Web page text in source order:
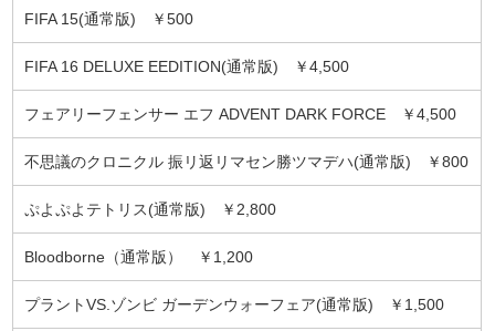
FIFA 15(通常版) ￥500
FIFA 16 DELUXE EEDITION(通常版) ￥4,500
フェアリーフェンサー エフ ADVENT DARK FORCE ￥4,500
不思議のクロニクル 振リ返リマセン勝ツマデハ(通常版) ￥800
ぷよぷよテトリス(通常版) ￥2,800
Bloodborne（通常版） ￥1,200
プラントVS.ゾンビ ガーデンウォーフェア(通常版) ￥1,500